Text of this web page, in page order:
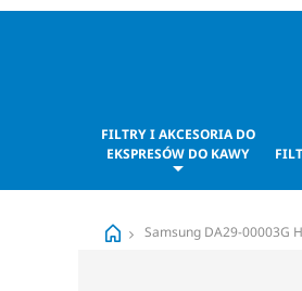
FILTRY I AKCESORIA DO
EKSPRESÓW DO KAWY
Samsung DA29-00003G